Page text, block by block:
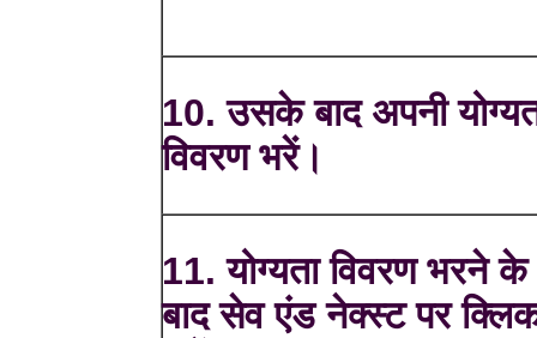
10. उसके बाद अपनी
विवरण भरें।
11. योग्यता विवरण भरने के
बाद सेव एंड नेक्स्ट पर